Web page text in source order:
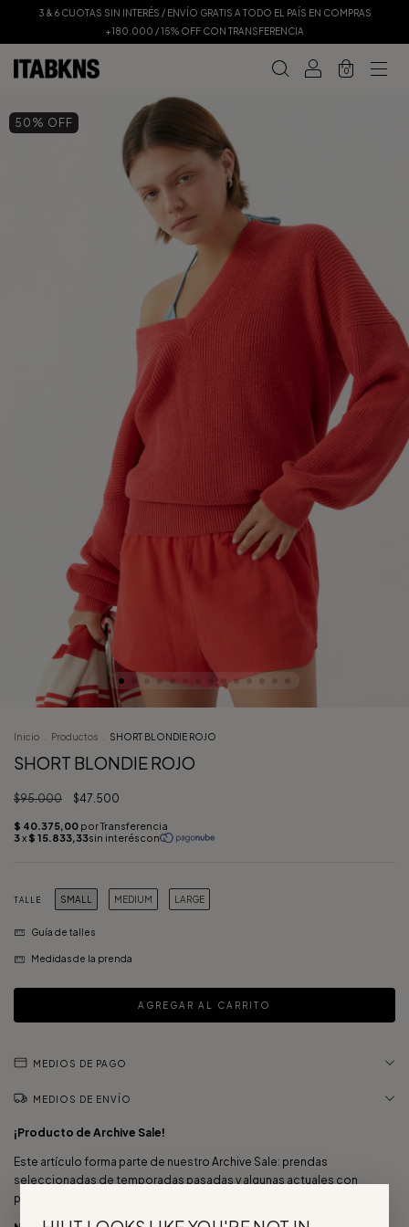
3 & 6 CUOTAS SIN INTERÉS / ENVÍO GRATIS A TODO EL PAÍS EN COMPRAS
+180.000 / 15% OFF CON TRANSFERENCIA
0
50 % OFF
Inicio Productos SHORT BLONDIE ROJO
SHORT BLONDIE ROJO
$95.000 $47.500
TALLE SMALL MEDIUM LARGE
Guía de talles
Medidas de la prenda
MEDIOS DE PAGO
MEDIOS DE ENVÍO
¡Producto de Archive Sale!
Este artículo forma parte de nuestro Archive Sale: prendas
seleccionadas de temporadas pasadas y algunas actuales con
pequeños detalles, a precios únicos.